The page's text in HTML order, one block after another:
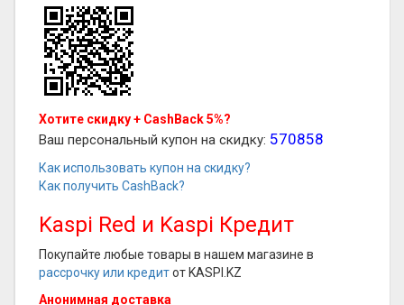
Хотите скидку + CashBack 5%?
Ваш персональный купон на скидку: 570858
Как использовать купон на скидку?
Как получить CashBack?
Kaspi Red и Kaspi Кредит
Покупайте любые товары в нашем магазине в
рассрочку или кредитот KASPI.KZ
Анонимная доставка